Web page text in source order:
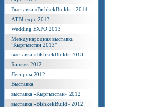
Выставка «BishkekBuild» - 2014
ATBI expo 2013
Wedding EXPO 2013
Международная выставка
"Кыргызстан 2013"
выставка «BishkekBuild» 2013
Бишкек 2012
Легпром 2012
Выставка
выставка «Кыргызстан» 2012
выставка «BishkekBuild» 2012